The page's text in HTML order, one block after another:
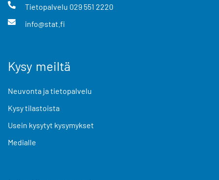
Tietopalvelu 029 551 2220
info@stat.fi
Kysy meiltä
Neuvonta ja tietopalvelu
Kysy tilastoista
Usein kysytyt kysymykset
Medialle